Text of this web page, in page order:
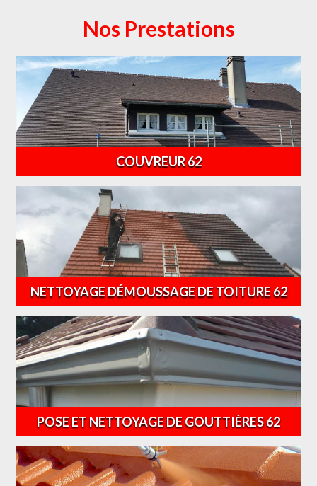
Nos Prestations
COUVREUR 62
NETTOYAGE DÉMOUSSAGE DE TOITURE 62
POSE ET NETTOYAGE DE GOUTTIÈRES 62